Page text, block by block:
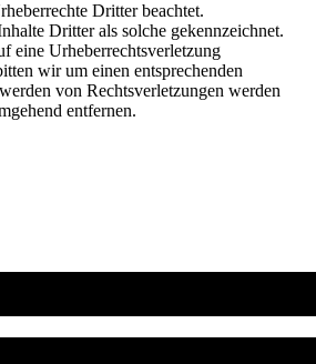
Dritter beachtet.
Dritter als solche gekennzeichnet.
eine Urheberrechtsverletzung
wir um einen entsprechenden
von Rechtsverletzungen werden
entfernen.